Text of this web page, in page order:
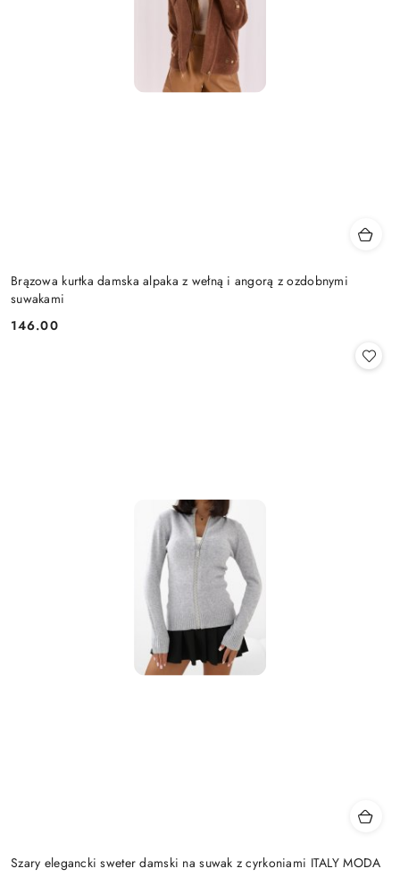
Brązowa kurtka damska alpaka z wełną i angorą z ozdobnymi
suwakami
Cena:
146.00
Szary elegancki sweter damski na suwak z cyrkoniami ITALY MODA